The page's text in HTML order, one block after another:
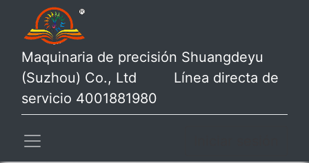
Maquinaria de precisión Shuangdeyu
(Suzhou) Co., Ltd Línea directa de
servicio 4001881980